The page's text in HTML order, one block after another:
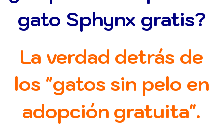
gato Sphynx gratis?
La verdad detrás de
los "gatos sin pelo en
adopción gratuita".